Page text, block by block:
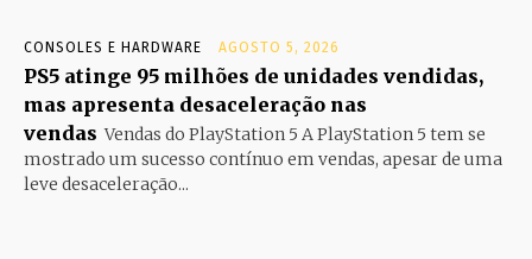
CONSOLES E HARDWARE AGOSTO 5, 2026
PS5 atinge 95 milhões de unidades vendidas,
mas apresenta desaceleração nas
vendas Vendas do PlayStation 5 A PlayStation 5 tem se
mostrado um sucesso contínuo em vendas, apesar de uma
leve desaceleração...